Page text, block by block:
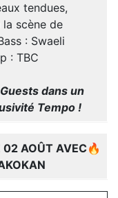
tendues,
scène de
: Swaeli
: TBC
dans un
Tempo !
02 AOÛT AVEC🔥